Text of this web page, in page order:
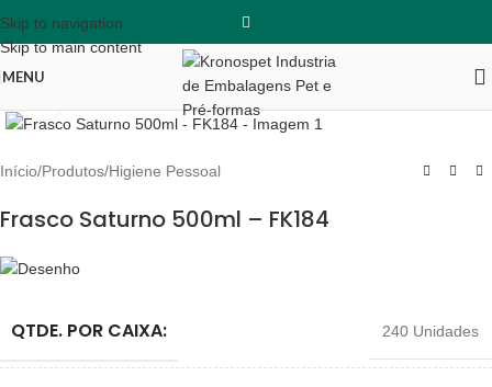
Skip to navigation
Skip to main content
MENU
Clique para ampliar
Início/Produtos/Higiene Pessoal
Frasco Saturno 500ml – FK184
QTDE. POR CAIXA: 240 Unidades